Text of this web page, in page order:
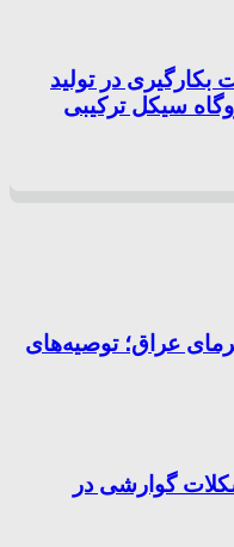
بکارگیری در تولید
سیکل ترکیبی
عراق؛ توصیه‌های
گوارشی در